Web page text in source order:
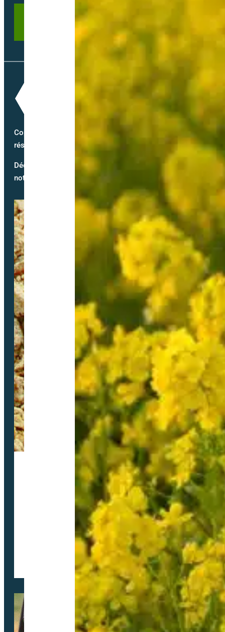
Copyright @2026 semence-biologique.fr – Tous droits
réservés – Réalisé parPartner Web
Découvrez notre blog et suivez
notre actualité